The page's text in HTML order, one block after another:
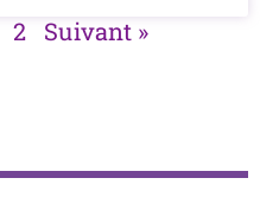
2 Suivant »